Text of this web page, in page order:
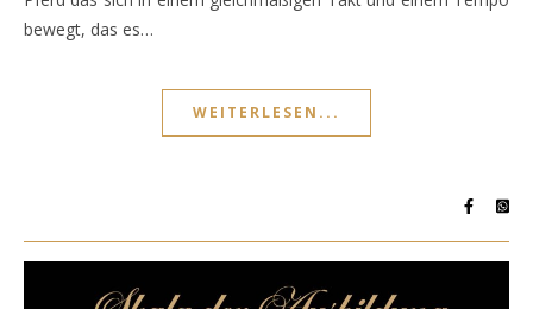
bewegt, das es…
WEITERLESEN...